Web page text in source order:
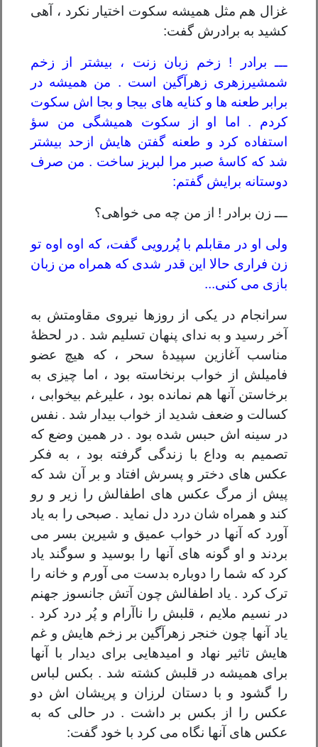
غزال هم مثل همیشه سکوت اختیار نکرد ، آهی
کشید به برادرش گفت:
ـــ برادر ! زخم زبان زنت ، بیشتر از زخم
شمشیرزهری زهرآگین است . من همیشه در
برابر طعنه ها و کنایه های بیجا و بجا اش سکوت
کردم . اما او از سکوت همیشگی من سؤ
استفاده کرد و طعنه گفتن هایش ازحد بیشتر
شد که کاسۀ صبر مرا لبریز ساخت . من صرف
دوستانه برایش گفتم:
ـــ زن برادر ! از من چه می خواهی؟
ولی او در مقابلم با پُررویی گفت، که اوه اوه تو
زن فراری حالا این قدر شدی که همراه من زبان
بازی می کنی...
سرانجام در یکی از روزها نیروی مقاومتش به
آخر رسید و به ندای پنهان تسلیم شد . در لحظۀ
مناسب آغازین سپیدۀ سحر ، که هیچ عضو
فامیلش از خواب برنخاسته بود ، اما چیزی به
برخاستن آنها هم نمانده بود ، علیرغم بیخوابی ،
کسالت و ضعف شدید از خواب بیدار شد . نفس
در سینه اش حبس شده بود . در همین وضع که
تصمیم به وداع با زندگی گرفته بود ، به فکر
عکس های دختر و پسرش افتاد و بر آن شد که
پیش از مرگ عکس های اطفالش را زیر و رو
کند و همراه شان درد دل نماید . صبحی را به یاد
آورد که آنها در خواب عمیق و شیرین بسر می
بردند و او گونه های آنها را بوسید و سوگند یاد
کرد که شما را دوباره بدست می آورم و خانه را
ترک کرد . یاد اطفالش چون آتش جانسوز جهنم
در نسیم ملایم ، قلبش را ناآرام و پُر درد کرد .
یاد آنها چون خنجر زهرآگین بر زخم هایش و غم
هایش تاثیر نهاد و امیدهایی برای دیدار با آنها
برای همیشه در قلبش کشته شد . بکس لباس
را گشود و با دستان لرزان و پریشان اش دو
عکس را از بکس بر داشت . در حالی که به
عکس های آنها نگاه می کرد با خود گفت: